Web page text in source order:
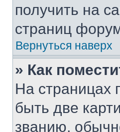
получить на
страниц
Вернуться наверх
» Как
На страницах
быть две
званию,